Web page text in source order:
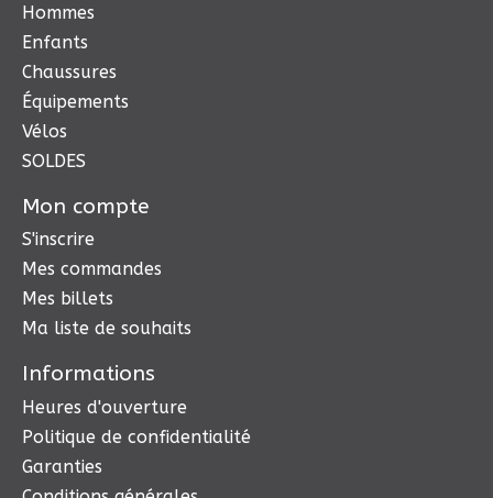
Hommes
Enfants
Chaussures
Équipements
Vélos
SOLDES
Mon compte
S'inscrire
Mes commandes
Mes billets
Ma liste de souhaits
Informations
Heures d'ouverture
Politique de confidentialité
Garanties